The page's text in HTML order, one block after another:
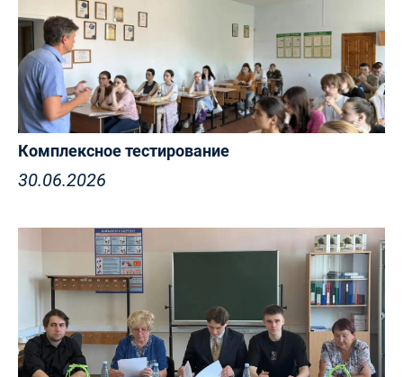
Комплексное тестирование
30.06.2026